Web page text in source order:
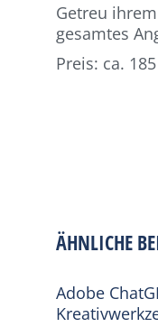
Getreu
gesamtes
Preis: ca.
ÄHNLICHE
Adobe